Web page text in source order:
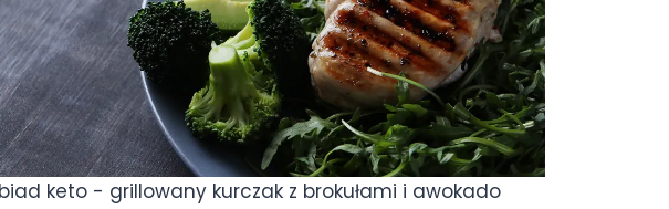
keto - grillowany kurczak z brokułami i awokado